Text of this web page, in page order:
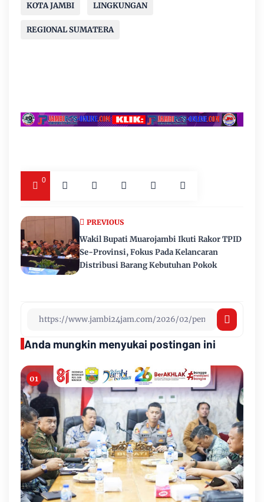
KOTA JAMBI LINGKUNGAN
REGIONAL SUMATERA
0
PREVIOUS
Wakil Bupati Muarojambi Ikuti Rakor TPID
Se-Provinsi, Fokus Pada Kelancaran
Distribusi Barang Kebutuhan Pokok
Anda mungkin menyukai postingan ini